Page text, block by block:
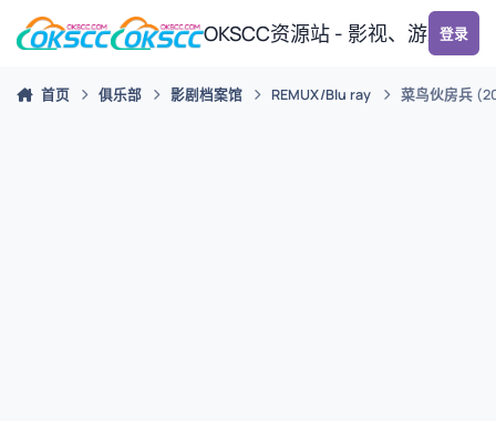
跳转到帖子
OKSCC资源站 - 影视、游戏、
登录
首页 俱乐部 影剧档案馆 REMUX/Blu ray 菜鸟伙房兵